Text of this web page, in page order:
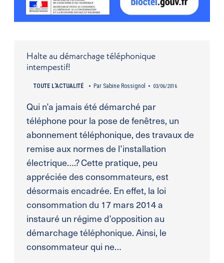
Halte au démarchage téléphonique
intempestif!
TOUTE L'ACTUALITÉ Par Sabine Rossignol 03/06/2016
Qui n’a jamais été démarché par
téléphone pour la pose de fenêtres, un
abonnement téléphonique, des travaux de
remise aux normes de l’installation
électrique….? Cette pratique, peu
appréciée des consommateurs, est
désormais encadrée. En effet, la loi
consommation du 17 mars 2014 a
instauré un régime d’opposition au
démarchage téléphonique. Ainsi, le
consommateur qui ne…